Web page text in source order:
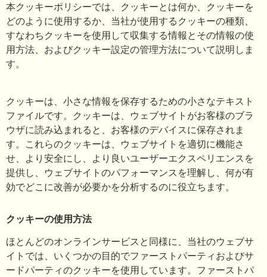
本クッキーポリシーでは、クッキーとは何か、クッキーを
どのように使用するか、当社が使用するクッキーの種類、
すなわちクッキーを使用して収集する情報とその情報の使
用方法、およびクッキー設定の管理方法について説明しま
す。
クッキーは、小さな情報を保存するための小さなテキスト
ファイルです。クッキーは、ウェブサイトがお客様のブラ
ウザに読み込まれると、お客様のデバイスに保存されま
す。これらのクッキーは、ウェブサイトを適切に機能さ
せ、より安全にし、より良いユーザーエクスペリエンスを
提供し、ウェブサイトのパフォーマンスを理解し、何が有
効でどこに改善が必要かを分析するのに役立ちます。
クッキーの使用方法
ほとんどのオンラインサービスと同様に、当社のウェブサ
イトでは、いくつかの目的でファーストパーティおよびサ
ードパーティのクッキーを使用しています。ファーストパ